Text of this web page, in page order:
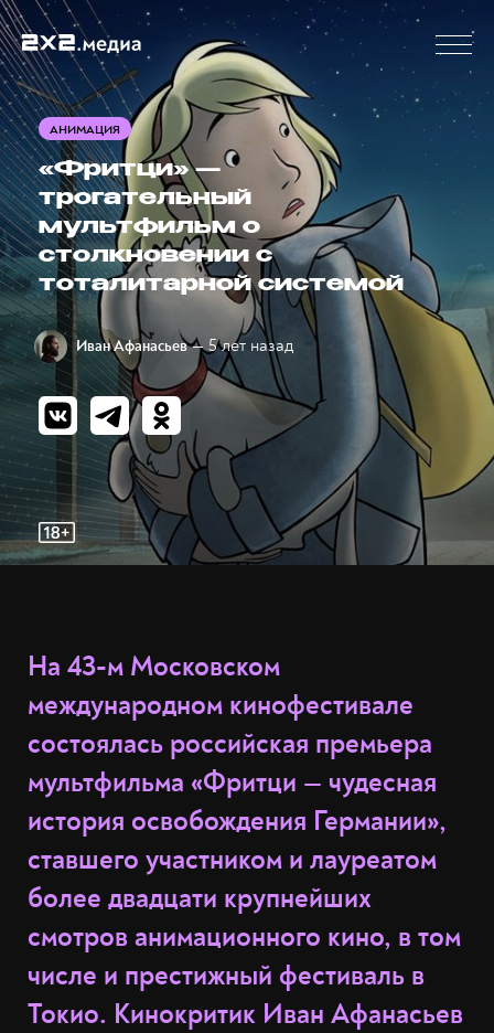
АНИМАЦИЯ
«Фритци» —
трогательный
мультфильм о
столкновении с
тоталитарной системой
Иван Афанасьев — 5 лет назад
На 43-м Московском
международном кинофестивале
состоялась российская премьера
мультфильма «Фритци — чудесная
история освобождения Германии»,
ставшего участником и лауреатом
более двадцати крупнейших
смотров анимационного кино, в том
числе и престижный фестиваль в
Токио. Кинокритик Иван Афанасьев